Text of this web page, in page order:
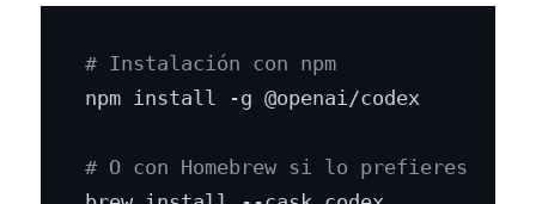
# Instalación con npm
npm install -g @openai/codex
# O con Homebrew si lo prefieres